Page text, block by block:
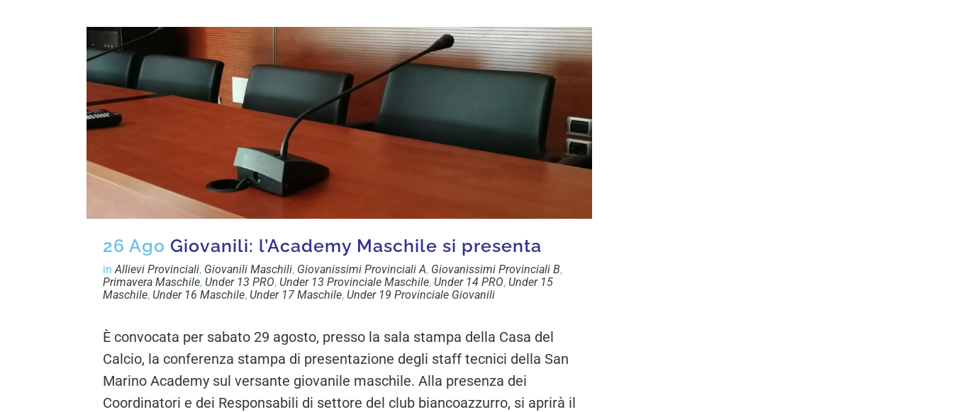
26 Ago Giovanili: l’Academy Maschile si presenta
inAllievi Provinciali, Giovanili Maschili, Giovanissimi Provinciali A, Giovanissimi Provinciali B,
Primavera Maschile, Under 13 PRO, Under 13 Provinciale Maschile, Under 14 PRO, Under 15
Maschile, Under 16 Maschile, Under 17 Maschile, Under 19 Provinciale Giovanili
È convocata per sabato 29 agosto, presso la sala stampa della Casa del
Calcio, la conferenza stampa di presentazione degli staff tecnici della San
Marino Academy sul versante giovanile maschile. Alla presenza dei
Coordinatori e dei Responsabili di settore del club biancoazzurro, si aprirà il